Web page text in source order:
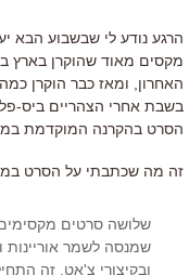
מקסים מאוד שהוקרן בארץ
האחרון, ומאז כבר הוקרן
בשבת אחרי הצהריים ביס-
הסרט בהקרנה המוקדמת
זה מה שכתבתי על הסרט במדורי
שלושה סרטים
שמנסה לשמר אוריינות